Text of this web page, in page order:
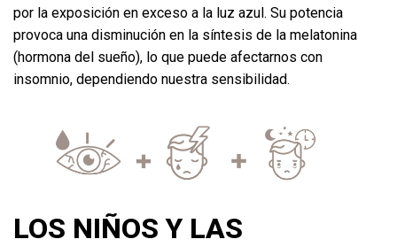
por la exposición en exceso a la luz azul. Su potencia
provoca una disminución en la síntesis de la melatonina
(hormona del sueño), lo que puede afectarnos con
insomnio, dependiendo nuestra sensibilidad.
LOS NIÑOS Y LAS